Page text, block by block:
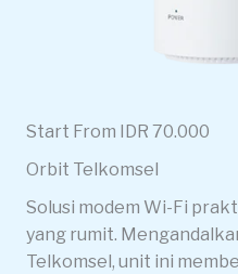
Start From IDR 70.000
Orbit Telkomsel
Solusi modem Wi-Fi
yang rumit.
Telkomsel, unit ini